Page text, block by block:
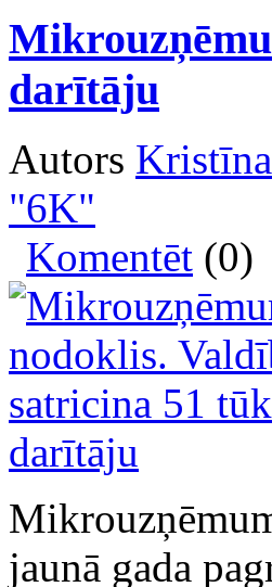
darītāju
Autors
"6K"
Komentēt (0)
jaunā gada